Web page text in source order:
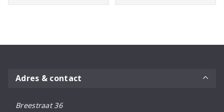
Adres & contact
Breestraat 36